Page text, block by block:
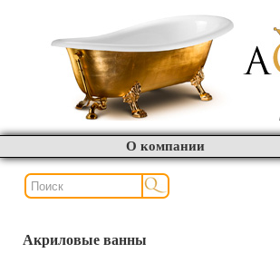
О компании
Акриловые ванны